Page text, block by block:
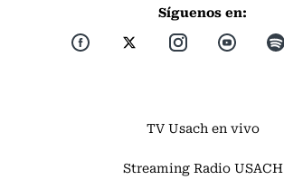
Síguenos en:
TV Usach en vivo
Streaming Radio USACH